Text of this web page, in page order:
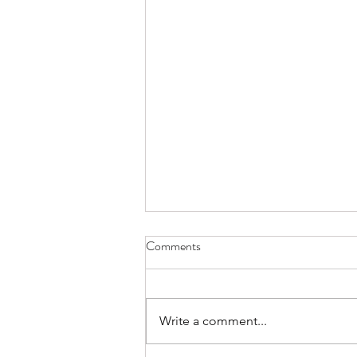
Comments
Write a comment...